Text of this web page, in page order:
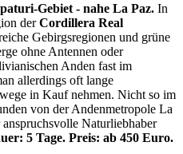
Gebiet - nahe La Paz. In
derCordillera Real
Gebirgsregionen und grüne
ohne Antennen oder
Anden fast im
allerdings oft lange
in Kauf nehmen. Nicht so im
von der Andenmetropole La
Naturliebhaber
5 Tage. Preis: ab 450 Euro.